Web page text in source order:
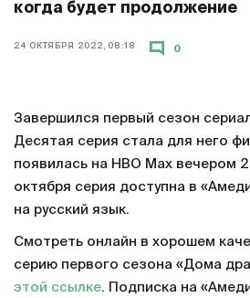
когда будет продолжение
24 ОКТЯБРЯ 2022, 08:18 0
Завершился первый сезон
Десятая серия стала для него
появилась на HBO Max вечером
октября серия доступна в
на русский язык.
Смотреть онлайн в хорошем
серию первого сезона «Дома
этой ссылке. Подписка на